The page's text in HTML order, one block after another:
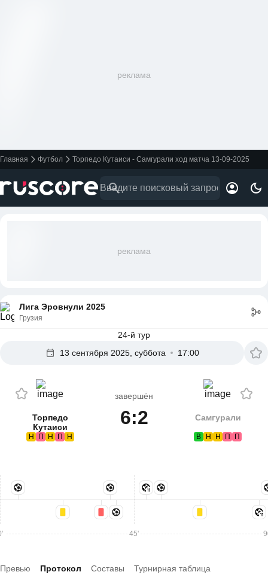
реклама
Главная Футбол Торпедо Кутаиси - Самгурали ход матча 13-09-2025
реклама
Лига Эровнули 2025
Грузия
24-й тур
13 сентября 2025, суббота
17:00
Торпедо
Кутаиси
Н П Н П Н
завершён
6:2 Самгурали
В Н Н П П
45'
Превью Протокол Составы Турнирная таблица